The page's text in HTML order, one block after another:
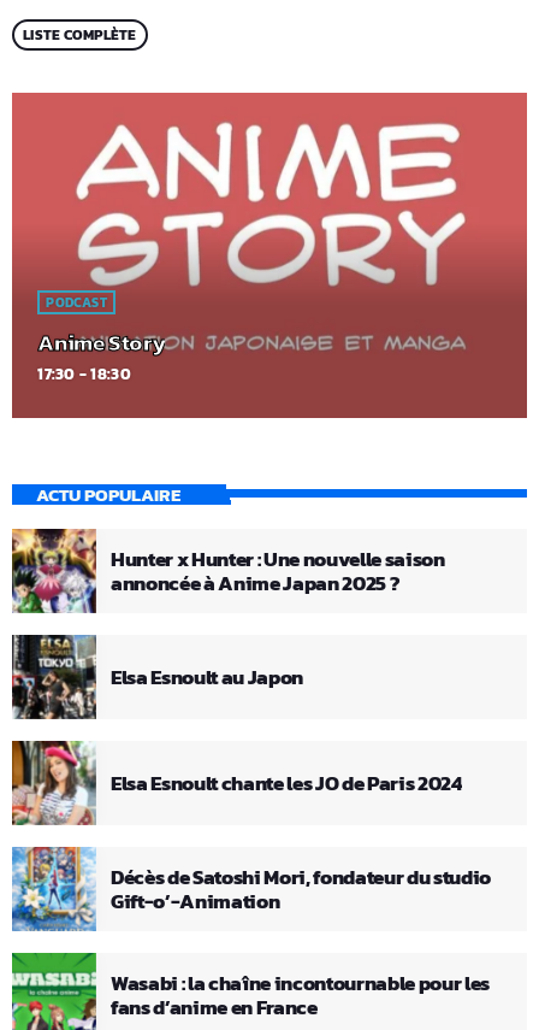
LISTE COMPLÈTE
PODCAST
Anime Story
17:30 - 18:30
ACTU POPULAIRE
Hunter x Hunter : Une nouvelle saison
annoncée à Anime Japan 2025 ?
Elsa Esnoult au Japon
Elsa Esnoult chante les JO de Paris 2024
Décès de Satoshi Mori, fondateur du studio
Gift-o’-Animation
Wasabi : la chaîne incontournable pour les
fans d’anime en France